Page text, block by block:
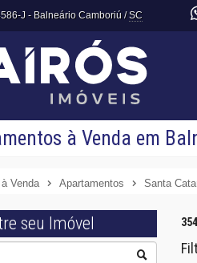
J - Balneário Camboriú /SC
à Venda em
Venda Apartamentos Santa
seu Imóvel 354